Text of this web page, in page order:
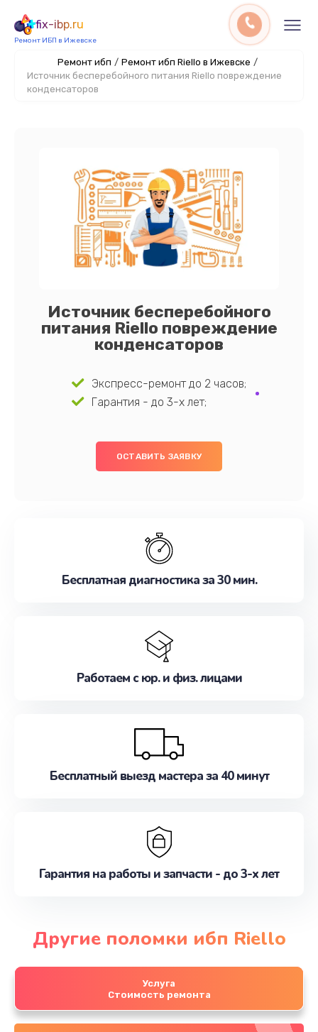
fix-ibp.ru
Ремонт ИБП в Ижевске
Ремонт ибп / Ремонт ибп Riello в Ижевске /
Источник бесперебойного питания Riello повреждение
конденсаторов
Источник бесперебойного
питания Riello повреждение
конденсаторов
Экспресс-ремонт до 2 часов;
Гарантия - до 3-х лет;
ОСТАВИТЬ ЗАЯВКУ
Бесплатная диагностика за 30 мин.
Работаем с юр. и физ. лицами
Бесплатный выезд мастера за 40 минут
Гарантия на работы и запчасти - до 3-х лет
Другие поломки ибп Riello
Услуга
Стоимость ремонта